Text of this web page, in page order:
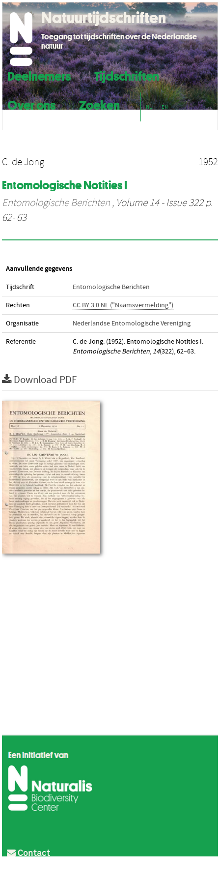
Deelnemers
Tijdschriften
Over ons
Zoeken NL EN
Natuurtijdschriften
Toegang tot tijdschriften over de Nederlandse
natuur
C. de Jong 1952
Entomologische Notities I
Entomologische Berichten , Volume 14 - Issue 322 p.
62- 63
Aanvullende gegevens
Tijdschrift Entomologische Berichten
Rechten CC BY 3.0 NL ("Naamsvermelding")
Organisatie Nederlandse Entomologische Vereniging
Referentie
C. de Jong. (1952). Entomologische Notities I.
Entomologische Berichten, 14(322), 62–63.
Download PDF
Contact